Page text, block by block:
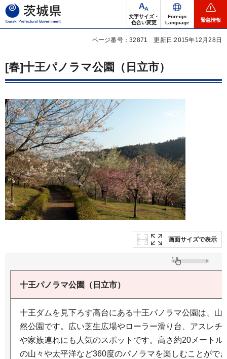
茨城県
文字サイズ・
色合い変更
Foreign
Language
緊急情報
ページ番号：32871 更新日:2015年12月28日
[春]十王パノラマ公園（日立市）
画面サイズで表示
十王パノラマ公園（日立市）
十王ダムを見下ろす高台にある十王パノラマ公園は、山
然公園です。広い芝生広場やローラー滑り台、アスレチ
や家族連れにも人気のスポットです。高さ約20メート
の山々や太平洋など360度のパノラマを楽しむことがで